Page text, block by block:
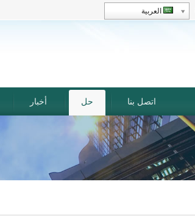
العربية
أخبار حل اتصل بنا